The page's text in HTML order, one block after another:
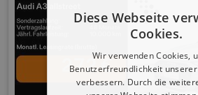
Diese Webseite
Cookies.
Wir verwenden Cookies,
Benutzerfreundlichkeit
verbessern. Durch die